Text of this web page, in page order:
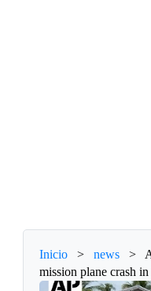
Inicio > news >
mission plane crash